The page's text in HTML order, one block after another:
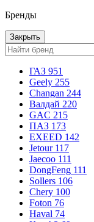
Бренды
Закрыть
ГАЗ 951
Geely 255
Changan 244
Валдай 220
GAC 215
ПАЗ 173
EXEED 142
Jetour 117
Jaecoo 111
DongFeng 111
Sollers 106
Chery 100
Foton 76
Haval 74